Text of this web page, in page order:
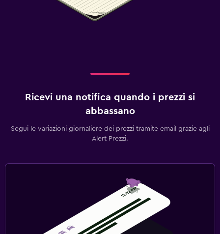
Ricevi una notifica quando i prezzi si
abbassano
Segui le variazioni giornaliere dei prezzi tramite email grazie agli
Alert Prezzi.